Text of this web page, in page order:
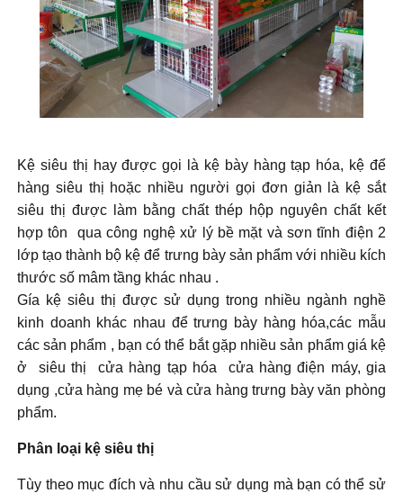
Kệ siêu thị hay được gọi là kệ bày hàng tạp hóa, kệ để
hàng siêu thị hoặc nhiều người gọi đơn giản là kệ sắt
siêu thị được làm bằng chất thép hộp nguyên chất kết
hợp tôn qua công nghệ xử lý bề mặt và sơn tĩnh điện 2
lớp tạo thành bộ kệ để trưng bày sản phẩm với nhiều kích
thước số mâm tầng khác nhau .
Gía kệ siêu thị được sử dụng trong nhiều ngành nghề
kinh doanh khác nhau để trưng bày hàng hóa,các mẫu
các sản phẩm , bạn có thể bắt gặp nhiều sản phẩm giá kệ
ở siêu thị cửa hàng tạp hóa cửa hàng điện máy, gia
dụng ,cửa hàng mẹ bé và cửa hàng trưng bày văn phòng
phẩm.
Phân loại kệ siêu thị
Tùy theo mục đích và nhu cầu sử dụng mà bạn có thể sử